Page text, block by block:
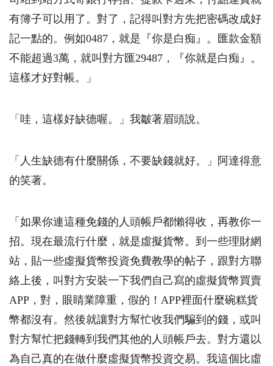
有簿子可以用了。對了，記得叫對方先把密碼改成好
記一點的。例如0487 ，就是『你是白痴』。匯款金額
不能超過3萬，就叫對方匯29487 ，『你就是白痴』。
這樣才好對帳。」
「哇，這樣好缺德喔。」我皺著眉頭說。
「人生缺德有什麼關係，不要缺錢就好。」阿達得意
的笑著。
「如果你連這種免錢的人頭帳戶都懶得收，再教你一
招。現在最流行什麼，就是虛擬貨幣。到一些理財網
站，貼一些虛擬貨幣投資免費教學的帖子，跟對方聯
絡上後，叫對方安裝一下我們自己寫的虛擬貨幣買賣
APP ，對，眼睛業障重，假的！ APP裡面什麼碗糕貨
幣都沒有。然後就讓對方幫忙收我們騙到的錢，或叫
對方幫忙把錢轉到我們其他的人頭帳戶去。對方還以
為自己真的在做什麼虛擬貨幣投資交易。我這個比虛